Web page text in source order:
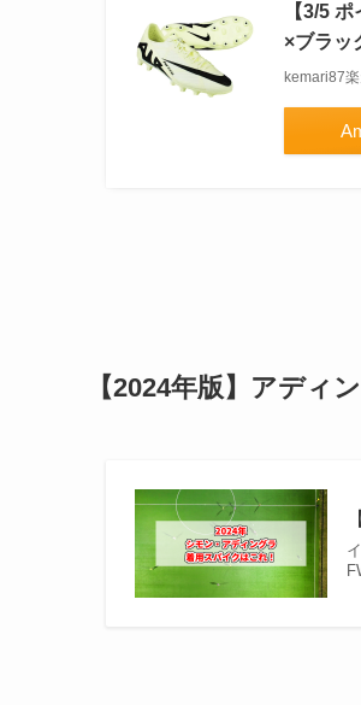
【3/5
×ブラッ
kemari87
【2024年版】アディ